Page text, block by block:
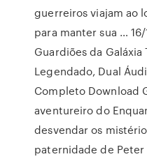
guerreiros viajam ao
para manter sua … 16/
Guardiões da
Legendado, Dual
Completo Download
aventureiro do
desvendar os
paternidade de Peter